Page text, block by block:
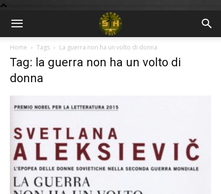
BLOG
9GU
Home Tags La guerra non ha un volto di donna
Tag: la guerra non ha un volto di
donna